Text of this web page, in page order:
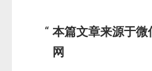
本篇文章来源于微
网